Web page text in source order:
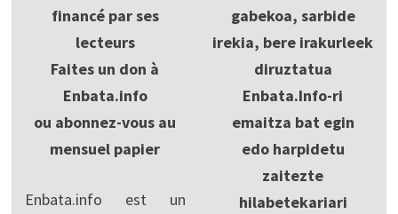
financé par ses
lecteurs
Faites un don à
Enbata.info
ou abonnez-vous au
mensuel papier
Enbata.info est un
gabekoa, sarbide
irekia, bere irakurleek
diruztatua
Enbata.Info-ri
emaitza bat egin
edo harpidetu
zaitezte
hilabetekariari